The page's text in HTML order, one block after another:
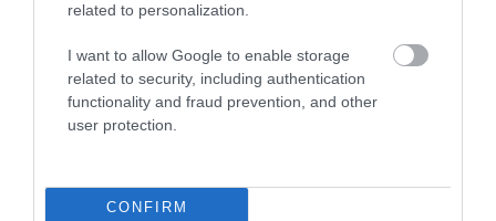
related to personalization.
I want to allow Google to enable storage
related to security, including authentication
functionality and fraud prevention, and other
user protection.
CONFIRM
Négyturbós dízel a BMW-től